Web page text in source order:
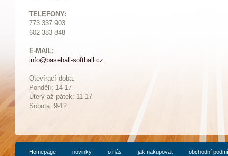
TELEFONY:
773 337 903
602 383 848
E-MAIL:
info@baseball-softball.cz
Otevírací doba:
Pondělí: 14-17
Úterý až pátek: 11-17
Sobota: 9-12
Homepage novinky o nás jak nakupovat obchodní